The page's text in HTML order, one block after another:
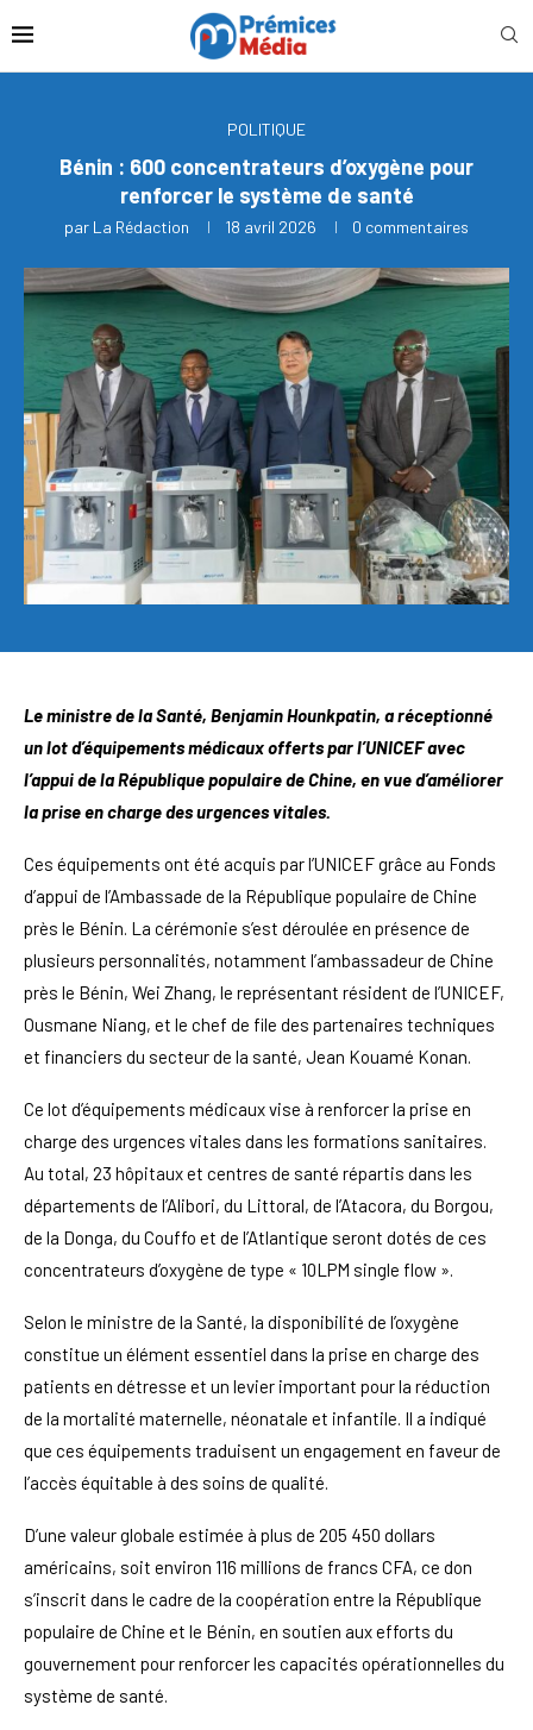
POLITIQUE
Bénin : 600 concentrateurs d’oxygène pour
renforcer le système de santé
par La Rédaction 18 avril 2026 0 commentaires
Le ministre de la Santé, Benjamin Hounkpatin, a réceptionné
un lot d’équipements médicaux offerts par l’UNICEF avec
l’appui de la République populaire de Chine, en vue d’améliorer
la prise en charge des urgences vitales.
Ces équipements ont été acquis par l’UNICEF grâce au Fonds
d’appui de l’Ambassade de la République populaire de Chine
près le Bénin. La cérémonie s’est déroulée en présence de
plusieurs personnalités, notamment l’ambassadeur de Chine
près le Bénin, Wei Zhang, le représentant résident de l’UNICEF,
Ousmane Niang, et le chef de file des partenaires techniques
et financiers du secteur de la santé, Jean Kouamé Konan.
Ce lot d’équipements médicaux vise à renforcer la prise en
charge des urgences vitales dans les formations sanitaires.
Au total, 23 hôpitaux et centres de santé répartis dans les
départements de l’Alibori, du Littoral, de l’Atacora, du Borgou,
de la Donga, du Couffo et de l’Atlantique seront dotés de ces
concentrateurs d’oxygène de type « 10LPM single flow ».
Selon le ministre de la Santé, la disponibilité de l’oxygène
constitue un élément essentiel dans la prise en charge des
patients en détresse et un levier important pour la réduction
de la mortalité maternelle, néonatale et infantile. Il a indiqué
que ces équipements traduisent un engagement en faveur de
l’accès équitable à des soins de qualité.
D’une valeur globale estimée à plus de 205 450 dollars
américains, soit environ 116 millions de francs CFA, ce don
s’inscrit dans le cadre de la coopération entre la République
populaire de Chine et le Bénin, en soutien aux efforts du
gouvernement pour renforcer les capacités opérationnelles du
système de santé.